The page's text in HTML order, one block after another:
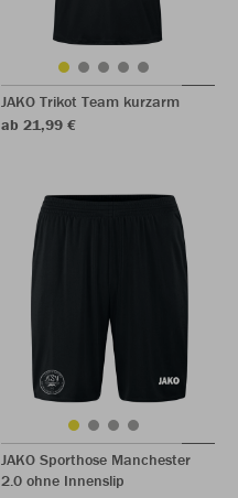
JAKO Trikot Team kurzarm
ab 21,99 €
JAKO Sporthose Manchester
2.0 ohne Innenslip